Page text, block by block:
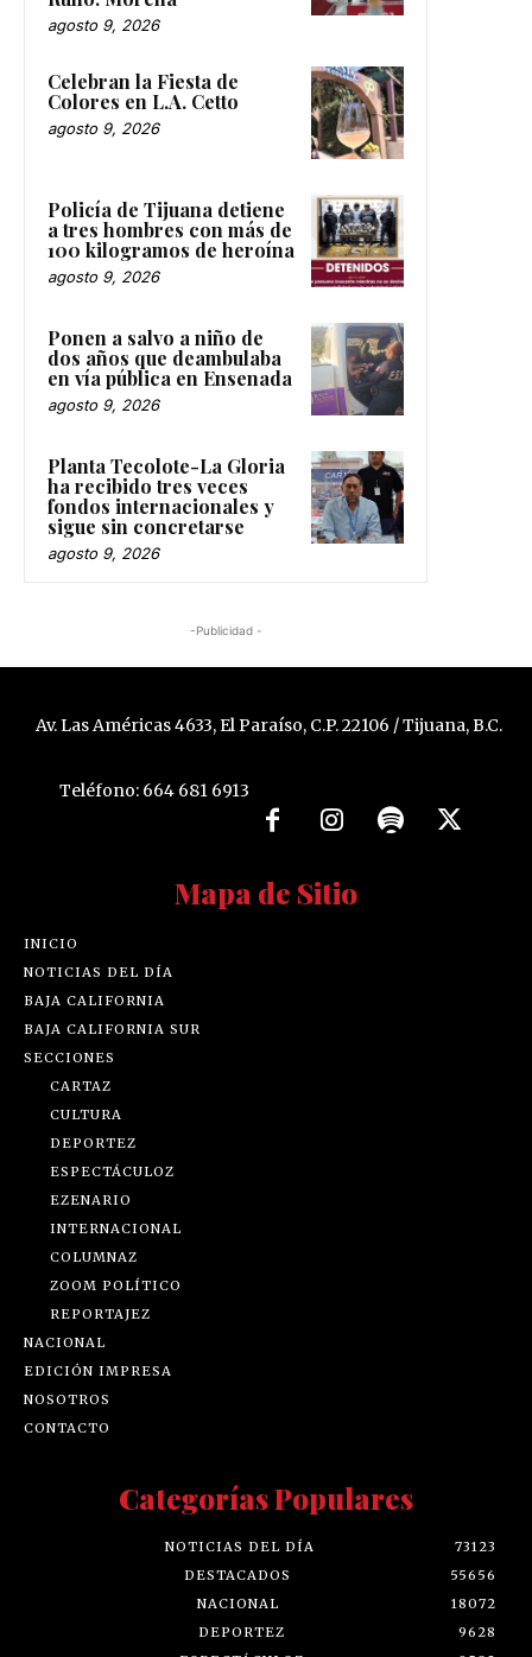
agosto 9, 2026
Celebran la Fiesta de
Colores en L.A. Cetto
agosto 9, 2026
Policía de Tijuana detiene
a tres hombres con más de
100 kilogramos de heroína
agosto 9, 2026
Ponen a salvo a niño de
dos años que deambulaba
en vía pública en Ensenada
agosto 9, 2026
Planta Tecolote-La Gloria
ha recibido tres veces
fondos internacionales y
sigue sin concretarse
agosto 9, 2026
-Publicidad -
Av. Las Américas 4633, El Paraíso, C.P. 22106 / Tijuana, B.C.
Teléfono: 664 681 6913
Mapa de Sitio
INICIO
NOTICIAS DEL DÍA
BAJA CALIFORNIA
BAJA CALIFORNIA SUR
SECCIONES
CARTAZ
CULTURA
DEPORTEZ
ESPECTÁCULOZ
EZENARIO
INTERNACIONAL
COLUMNAZ
ZOOM POLÍTICO
REPORTAJEZ
NACIONAL
EDICIÓN IMPRESA
NOSOTROS
CONTACTO
Categorías Populares
NOTICIAS DEL DÍA
73123
DESTACADOS
55656
NACIONAL
18072
DEPORTEZ
9628